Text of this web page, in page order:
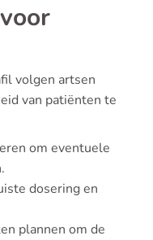
volgen artsen
van patiënten te
om eventuele
dosering en
plannen om de